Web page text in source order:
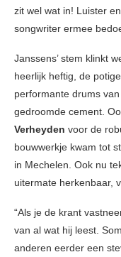
zit wel wat in! Luister
songwriter ermee
Janssens’ stem klinkt
heerlijk heftig, de
performante drums van
gedroomde cement.
Verheyden voor de
bouwwerkje kwam tot
in Mechelen. Ook nu
uitermate herkenbaar,
“Als je de krant
van al wat hij leest.
anderen eerder een